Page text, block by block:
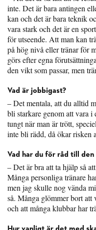
inte. Det är bara antingen
kan och det är bara teknik
vara stark och det är en
för utseende. Att man kan
på hög nivå eller tränar för
görs efter egna
den vikt som passar, men
Vad är jobbigast?
– Det mentala, att du alltid
bli starkare genom att vara
tungt när man är trött,
inte bli rädd, då ökar risken
Vad har du för råd till
– Det är bra att ta hjälp så
Många personliga tränare
men jag skulle nog vända
så. Många glömmer bort
och att många klubbar har